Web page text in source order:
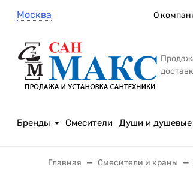
Москва О
Бренды Смесители Души и душевые
Главная Смесители и краны